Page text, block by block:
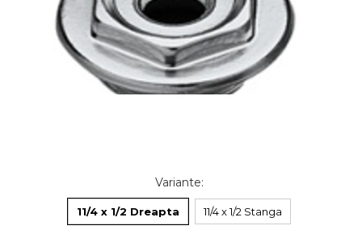
Variante:
11/4 x 1/2 Dreapta 11/4 x 1/2 Stanga